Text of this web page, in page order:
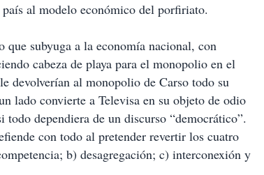
al modelo económico del porfiriato.
que subyuga a la economía nacional, con
cabeza de playa para el monopolio en el
devolverían al monopolio de Carso todo su
lado convierte a Televisa en su objeto de odio
dependiera de un discurso “democrático”.
con todo al pretender revertir los cuatro
b) desagregación; c) interconexión y